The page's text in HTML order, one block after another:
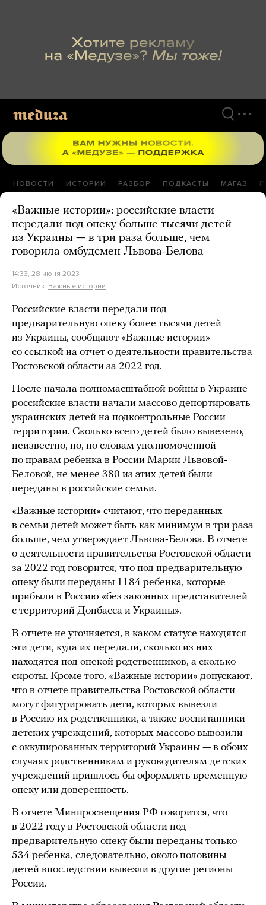
НОВОСТИ ИСТОРИИ РАЗБОР ПОДКАСТЫ МАГАЗ
«Важные истории»: российские власти
передали под опеку больше тысячи детей
из Украины — в три раза больше, чем
говорила омбудсмен Львова-Белова
14:33, 28 июня 2023
Источник: Важные истории
Российские власти передали под
предварительную опеку более тысячи детей
из Украины, сообщают «Важные истории»
со ссылкой на отчет о деятельности правительства
Ростовской области за 2022 год.
После начала полномасштабной войны в Украине
российские власти начали массово депортировать
украинских детей на подконтрольные России
территории. Сколько всего детей было вывезено,
неизвестно, но, по словам уполномоченной
по правам ребенка в России Марии Львовой-
Беловой, не менее 380 из этих детей были
переданы в российские семьи.
«Важные истории» считают, что переданных
в семьи детей может быть как минимум в три раза
больше, чем утверждает Львова-Белова. В отчете
о деятельности правительства Ростовской области
за 2022 год говорится, что под предварительную
опеку были переданы 1184 ребенка, которые
прибыли в Россию «без законных представителей
с территорий Донбасса и Украины».
В отчете не уточняется, в каком статусе находятся
эти дети, куда их передали, сколько из них
находятся под опекой родственников, а сколько —
сироты. Кроме того, «Важные истории» допускают,
что в отчете правительства Ростовской области
могут фигурировать дети, которых вывезли
в Россию их родственники, а также воспитанники
детских учреждений, которых массово вывозили
с оккупированных территорий Украины — в обоих
случаях родственникам и руководителям детских
учреждений пришлось бы оформлять временную
опеку или доверенность.
В отчете Минпросвещения РФ говорится, что
в 2022 году в Ростовской области под
предварительную опеку были переданы только
534 ребенка, следовательно, около половины
детей впоследствии вывезли в другие регионы
России.